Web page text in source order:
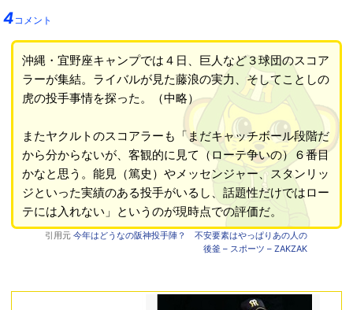
4コメント
沖縄・宜野座キャンプでは４日、巨人など３球団のスコア
ラーが集結。ライバルが見た藤浪の実力、そしてことしの
虎の投手事情を探った。（中略）
またヤクルトのスコアラーも「まだキャッチボール段階だ
から分からないが、客観的に見て（ローテ争いの）６番目
かなと思う。能見（篤史）やメッセンジャー、スタンリッ
ジといった実績のある投手がいるし、話題性だけではロー
テには入れない」というのが現時点での評価だ。
引用元 今年はどうなの阪神投手陣？ 不安要素はやっぱりあの人の
後釜 – スポーツ – ZAKZAK